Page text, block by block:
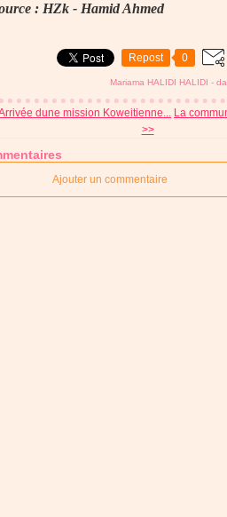
: HZk - Hamid Ahmed
Repost 0
Mariama HALIDI HALIDI -
dune mission Koweitienne... La
>>
Ajouter un commentaire